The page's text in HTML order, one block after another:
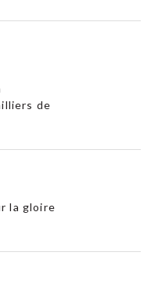
de
la gloire